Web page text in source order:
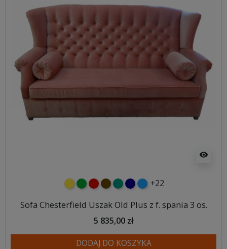
visibility
żółtyzielonyczerwony
czekoladowy
turkusowy
granatowy
niebieski
+22
Sofa Chesterfield Uszak Old Plus z f. spania 3 os.
5 835,00 zł
DODAJ DO KOSZYKA